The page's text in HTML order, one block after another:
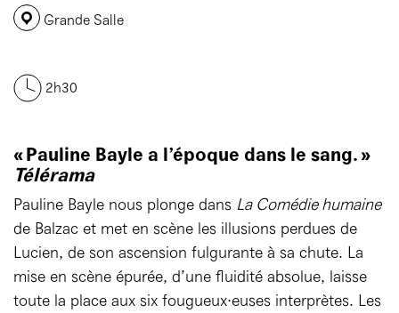
Grande Salle
2h30
« Pauline Bayle a l’époque dans le sang. »
Télérama
Pauline Bayle nous plonge dans La Comédie humaine
de Balzac et met en scène les illusions perdues de
Lucien, de son ascension fulgurante à sa chute. La
mise en scène épurée, d’une fluidité absolue, laisse
toute la place aux six fougueux·euses interprètes. Les